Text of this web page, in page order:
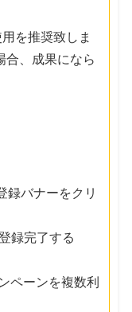
を推奨致しま
合、成果になら
録バナーをクリ
録完了する
ペーンを複数利